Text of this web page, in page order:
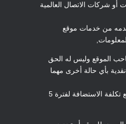
أو شركات الاتصال العالمية
خدمه من خدمات موقع
الموقع وليس له الحق
بأي حالة أخرى مهما
في حال التأخير في دفع تكلفة الاستضافة لفترة 5